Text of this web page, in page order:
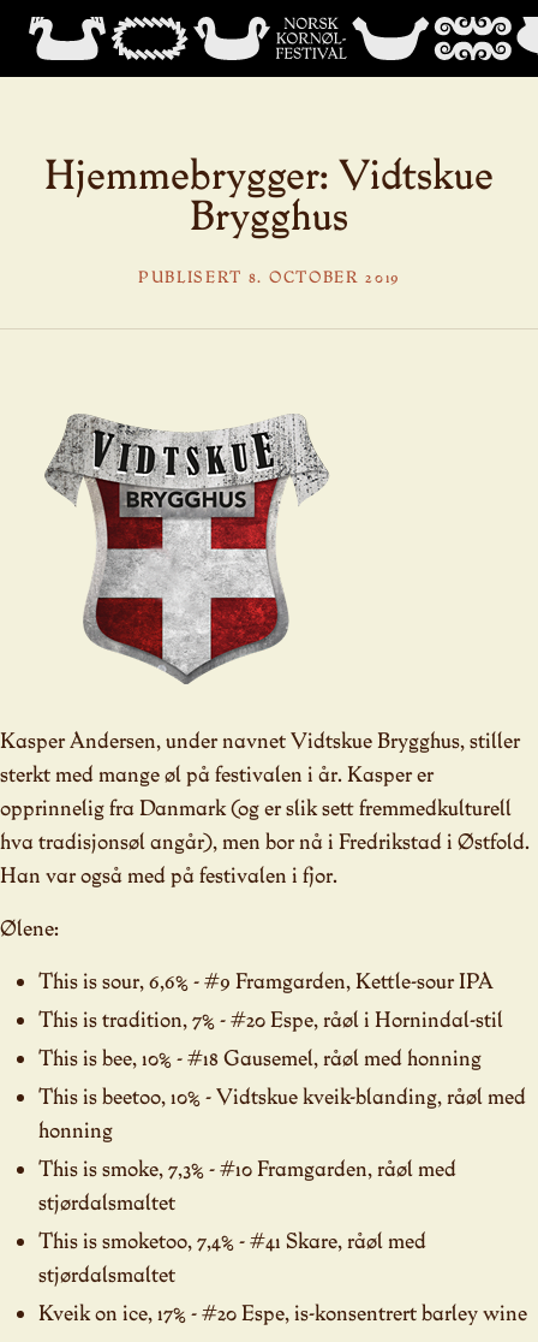
Hjemmebrygger: Vidtskue
Brygghus
PUBLISERT 8. OCTOBER 2019
Kasper Andersen, under navnet Vidtskue Brygghus, stiller
sterkt med mange øl på festivalen i år. Kasper er
opprinnelig fra Danmark (og er slik sett fremmedkulturell
hva tradisjonsøl angår), men bor nå i Fredrikstad i Østfold.
Han var også med på festivalen i fjor.
Ølene:
This is sour, 6,6% - #9 Framgarden, Kettle-sour IPA
This is tradition, 7% - #20 Espe, råøl i Hornindal-stil
This is bee, 10% - #18 Gausemel, råøl med honning
This is beetoo, 10% - Vidtskue kveik-blanding, råøl med
honning
This is smoke, 7,3% - #10 Framgarden, råøl med
stjørdalsmaltet
This is smoketoo, 7,4% - #41 Skare, råøl med
stjørdalsmaltet
Kveik on ice, 17% - #20 Espe, is-konsentrert barley wine